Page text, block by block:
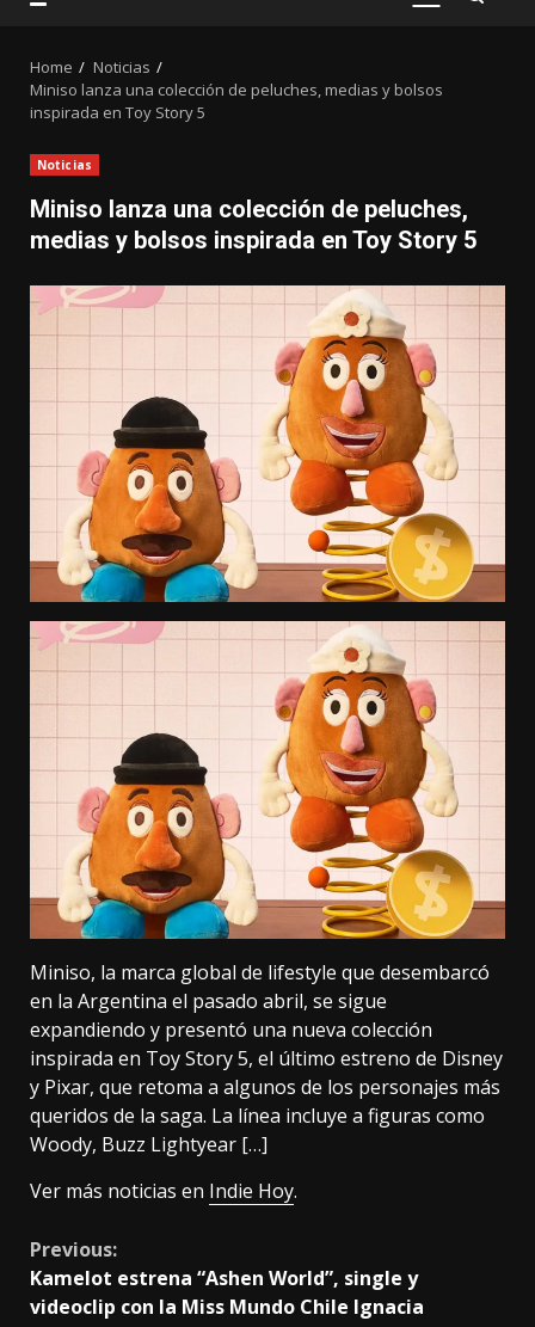
PRIMARY
Home
Noticias
Miniso lanza una colección de peluches, medias y bolsos
inspirada en Toy Story 5
Noticias
Miniso lanza una colección de peluches,
medias y bolsos inspirada en Toy Story 5
Miniso, la marca global de lifestyle que desembarcó
en la Argentina el pasado abril, se sigue
expandiendo y presentó una nueva colección
inspirada en Toy Story 5, el último estreno de Disney
y Pixar, que retoma a algunos de los personajes más
queridos de la saga. La línea incluye a figuras como
Woody, Buzz Lightyear […]
Ver más noticias en Indie Hoy.
Continue
Reading
Previous:
Kamelot estrena “Ashen World”, single y
videoclip con la Miss Mundo Chile Ignacia